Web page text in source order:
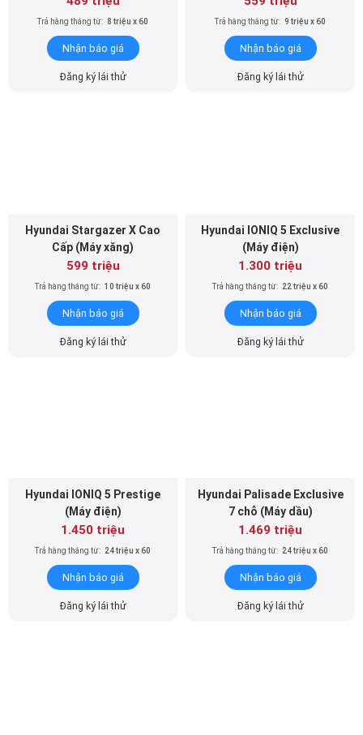
Trả hàng tháng từ: 8 triệu x 60
Nhận báo giá
Đăng ký lái thử
Trả hàng tháng từ: 9 triệu x 60
Nhận báo giá
Đăng ký lái thử
Hyundai Stargazer X Cao
Cấp (Máy xăng)
599 triệu
Trả hàng tháng từ: 10 triệu x 60
Nhận báo giá
Đăng ký lái thử
Hyundai IONIQ 5 Exclusive
(Máy điện)
1.300 triệu
Trả hàng tháng từ: 22 triệu x 60
Nhận báo giá
Đăng ký lái thử
Hyundai IONIQ 5 Prestige
(Máy điện)
1.450 triệu
Trả hàng tháng từ: 24 triệu x 60
Nhận báo giá
Đăng ký lái thử
Hyundai Palisade Exclusive
7 chỗ (Máy dầu)
1.469 triệu
Trả hàng tháng từ: 24 triệu x 60
Nhận báo giá
Đăng ký lái thử